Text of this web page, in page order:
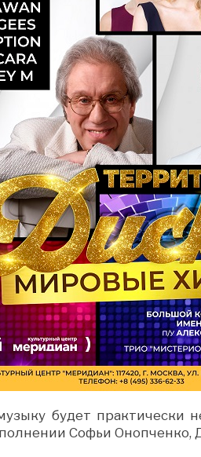
будет практически
Софьи Онопченко,